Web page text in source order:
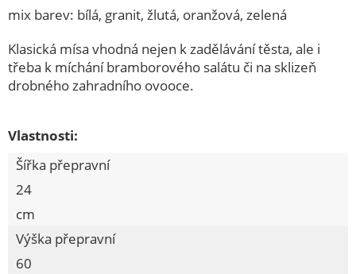
DOMÁCNOST
POTŘEBY PRO PEČENÍ
KUCHYŇSKÉ NÁČINÍ
OSTATNÍ
TERMONÁDOBY
ŽEHLENÍ, SUŠENÍ, VĚŠENÍ
mix barev: bílá, granit, žlutá, oranžová, zelená
Klasická mísa vhodná nejen k zadělávání těsta, ale i
třeba k míchání bramborového salátu či na sklizeň
drobného zahradního ovooce.
Vlastnosti:
Šířka přepravní
24
cm
Výška přepravní
60